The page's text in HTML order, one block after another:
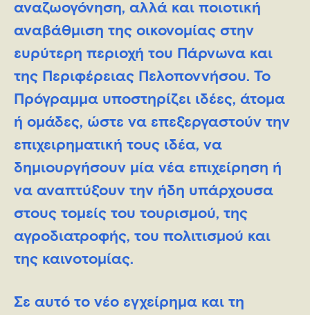
αναζωογόνηση, αλλά και ποιοτική
αναβάθμιση της οικονομίας στην
ευρύτερη περιοχή του Πάρνωνα και
της Περιφέρειας Πελοποννήσου. Το
Πρόγραμμα υποστηρίζει ιδέες, άτομα
ή ομάδες, ώστε να επεξεργαστούν την
επιχειρηματική τους ιδέα, να
δημιουργήσουν μία νέα επιχείρηση ή
να αναπτύξουν την ήδη υπάρχουσα
στους τομείς του τουρισμού, της
αγροδιατροφής, του πολιτισμού και
της καινοτομίας.
Σε αυτό το νέο εγχείρημα και τη